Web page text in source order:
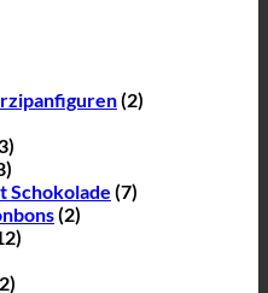
(2)
Schokolade (7)
(2)